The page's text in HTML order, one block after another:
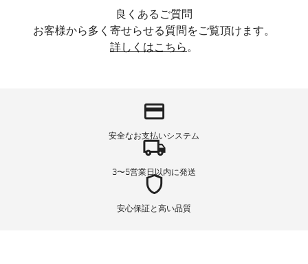
良くあるご質問
お客様から多く寄せらせる質問をご覧頂けます。
詳しくはこちら。
credit_card
安全なお支払いシステム
local_shipping
3〜5営業日以内に発送
shield
安心保証と高い品質